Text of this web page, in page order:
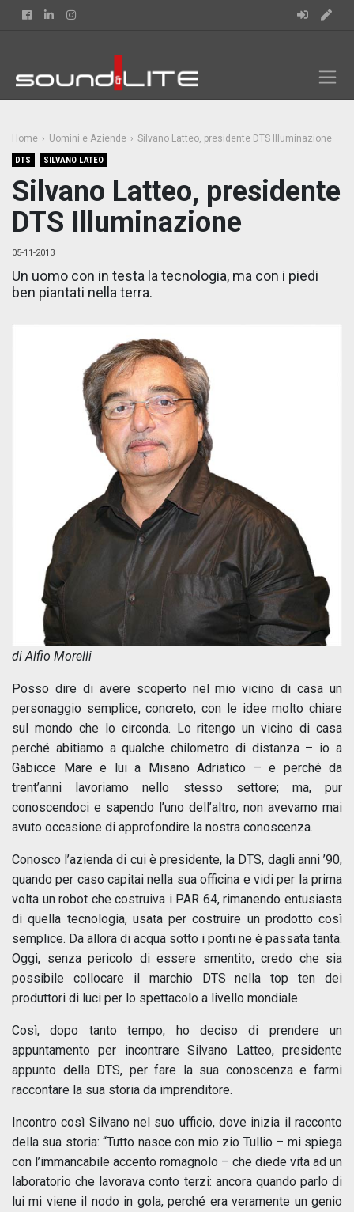
FacebookLinkedin
Home Uomini e Aziende Silvano Latteo, presidente DTS Illuminazione
DTS SILVANO LATEO
Silvano Latteo, presidente
DTS Illuminazione
05-11-2013
Un uomo con in testa la tecnologia, ma con i piedi
ben piantati nella terra.
di Alfio Morelli
Posso dire di avere scoperto nel mio vicino di casa un
personaggio semplice, concreto, con le idee molto chiare
sul mondo che lo circonda. Lo ritengo un vicino di casa
perché abitiamo a qualche chilometro di distanza – io a
Gabicce Mare e lui a Misano Adriatico – e perché da
trent’anni lavoriamo nello stesso settore; ma, pur
conoscendoci e sapendo l’uno dell’altro, non avevamo mai
avuto occasione di approfondire la nostra conoscenza.
Conosco l’azienda di cui è presidente, la DTS, dagli anni ’90,
quando per caso capitai nella sua officina e vidi per la prima
volta un robot che costruiva i PAR 64, rimanendo entusiasta
di quella tecnologia, usata per costruire un prodotto così
semplice. Da allora di acqua sotto i ponti ne è passata tanta.
Oggi, senza pericolo di essere smentito, credo che sia
possibile collocare il marchio DTS nella top ten dei
produttori di luci per lo spettacolo a livello mondiale.
Così, dopo tanto tempo, ho deciso di prendere un
appuntamento per incontrare Silvano Latteo, presidente
appunto della DTS, per fare la sua conoscenza e farmi
raccontare la sua storia da imprenditore.
Incontro così Silvano nel suo ufficio, dove inizia il racconto
della sua storia: “Tutto nasce con mio zio Tullio – mi spiega
con l’immancabile accento romagnolo – che diede vita ad un
laboratorio che lavorava conto terzi: ancora quando parlo di
lui mi viene il nodo in gola, perché era veramente un genio